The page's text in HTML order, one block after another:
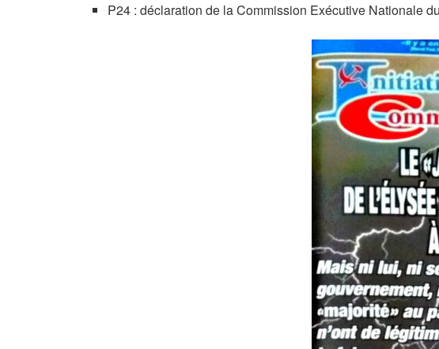
P24 : déclaration de la Commission Exécutive Nationale